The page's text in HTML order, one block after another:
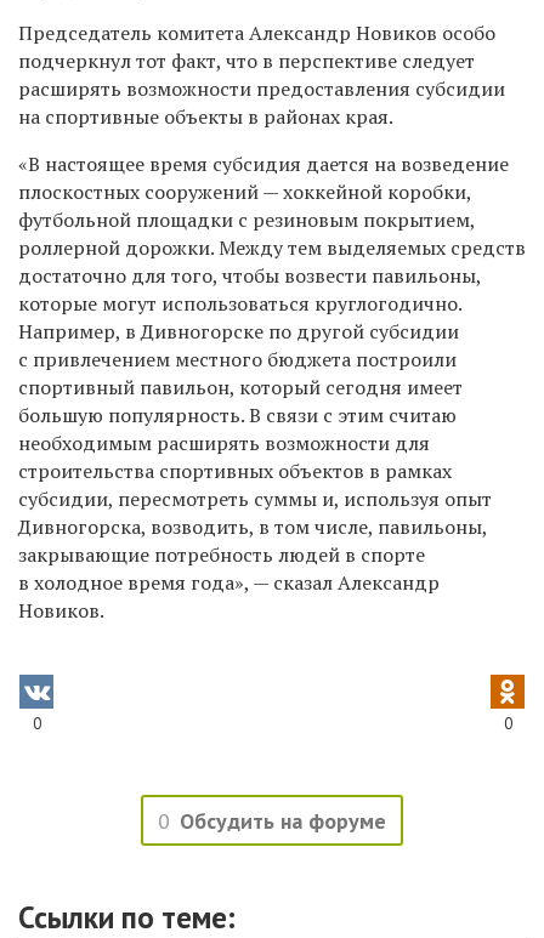
Председатель комитета Александр Новиков особо
подчеркнул тот факт, что в перспективе следует
расширять возможности предоставления субсидии
на спортивные объекты в районах края.
«В настоящее время субсидия дается на возведение
плоскостных сооружений — хоккейной коробки,
футбольной площадки с резиновым покрытием,
роллерной дорожки. Между тем выделяемых средств
достаточно для того, чтобы возвести павильоны,
которые могут использоваться круглогодично.
Например, в Дивногорске по другой субсидии
с привлечением местного бюджета построили
спортивный павильон, который сегодня имеет
большую популярность. В связи с этим считаю
необходимым расширять возможности для
строительства спортивных объектов в рамках
субсидии, пересмотреть суммы и, используя опыт
Дивногорска, возводить, в том числе, павильоны,
закрывающие потребность людей в спорте
в холодное время года», — сказал Александр
Новиков.
0 0
0 Обсудить на форуме
Ссылки по теме: